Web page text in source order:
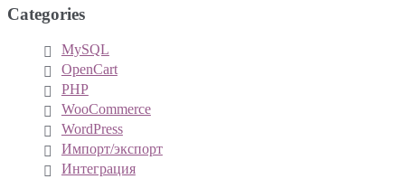
Categories
MySQL
OpenCart
PHP
WooCommerce
WordPress
Импорт/экспорт
Интеграция